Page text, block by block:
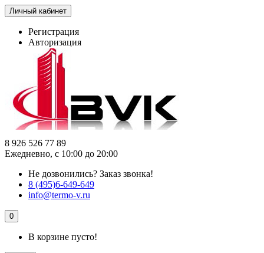
Личный кабинет
Регистрация
Авторизация
8 926 526 77 89
Ежедневно, с 10:00 до 20:00
Не дозвонились? Заказ звонка!
8 (495)6-649-649
info@termo-v.ru
0
В корзине пусто!